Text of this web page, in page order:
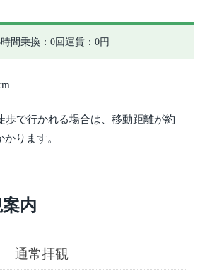
間乗換：0回 運賃：0円
歩で行かれる場合は、移動距離が約
ります。
内
通常拝観